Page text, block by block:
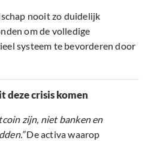
nooit zo duidelijk
om de volledige
systeem te bevorderen door
deze crisis komen
zijn, niet banken en
De activa waarop